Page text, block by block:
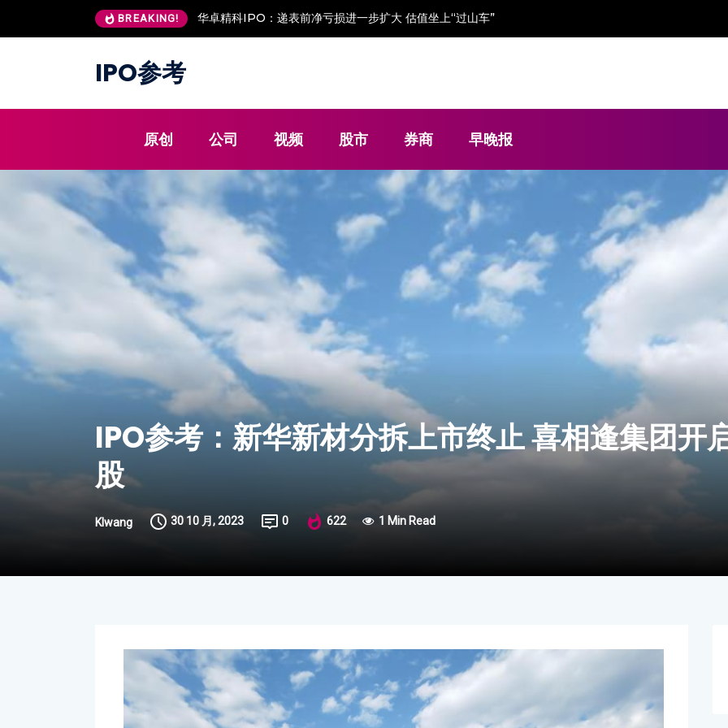
BREAKING! 华卓精科IPO：递表前净亏损进一步扩大 估值坐上“过山车”
IPO参考
原创 公司 视频 股市 券商 早晚报
IPO参考：新华新材分拆上市终止 喜相逢集团开
股
Klwang 30 10 月, 2023 0 622 1 Min Read